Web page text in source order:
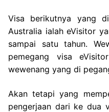
Visa berikutnya yang
Australia ialah eVisitor
sampai satu tahun.
pemegang visa
wewenang yang di
Akan tetapi yang
pengerjaan dari ke dua